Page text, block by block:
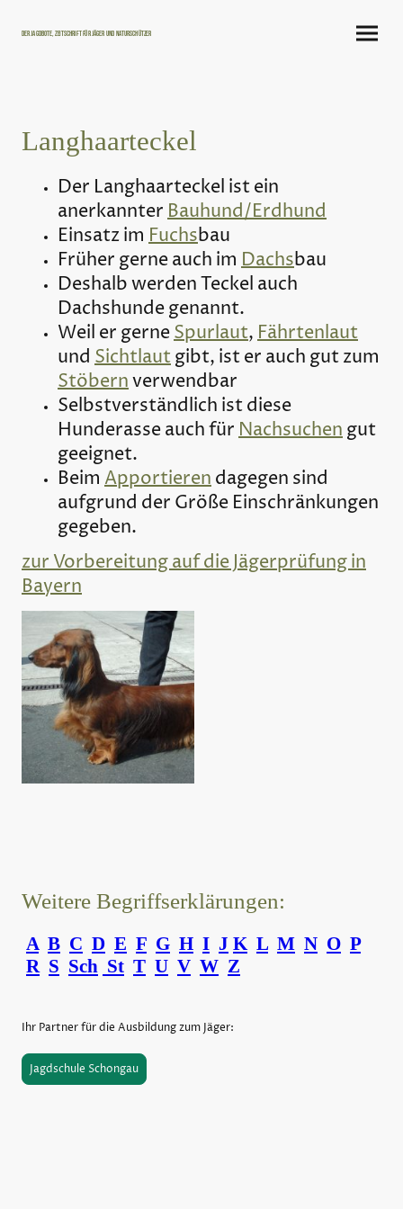
Der Jagdbote, Zeitschrift für Jäger und Naturschützer
Langhaarteckel
Der Langhaarteckel ist ein
anerkannterBauhund/Erdhund
Einsatz im Fuchsbau
Früher gerne auch im Dachsbau
Deshalb werden Teckel auch
Dachshunde genannt.
Weil er gerneSpurlaut,Fährtenlaut
und Sichtlautgibt, ist er auch gut zum
Stöbernverwendbar
Selbstverständlich ist diese
Hunderasse auch fürNachsuchengut
geeignet.
Beim Apportierendagegen sind
aufgrund der Größe Einschränkungen
gegeben.
zur Vorbereitung auf die Jägerprüfung in
Bayern
Weitere Begriffserklärungen:
A B C D E F G H I J K L M N O P
R S Sch St T U V W Z
Ihr Partner für die Ausbildung zum Jäger:
Jagdschule Schongau